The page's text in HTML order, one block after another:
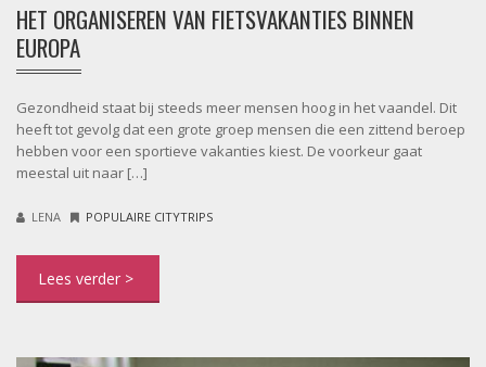
HET ORGANISEREN VAN FIETSVAKANTIES BINNEN
EUROPA
Gezondheid staat bij steeds meer mensen hoog in het vaandel. Dit
heeft tot gevolg dat een grote groep mensen die een zittend beroep
hebben voor een sportieve vakanties kiest. De voorkeur gaat
meestal uit naar […]
LENA POPULAIRE CITYTRIPS